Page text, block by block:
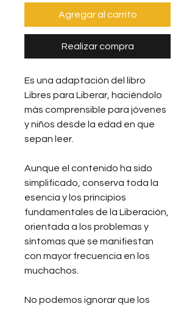
Agregar al carrito
Realizar compra
Es una adaptación del libro
Libres para Liberar, haciéndolo
más comprensible para jóvenes
y niños desde la edad en que
sepan leer.
Aunque el contenido ha sido
simplificado, conserva toda la
esencia y los principios
fundamentales de la Liberación,
orientada a los problemas y
síntomas que se manifiestan
con mayor frecuencia en los
muchachos.
No podemos ignorar que los